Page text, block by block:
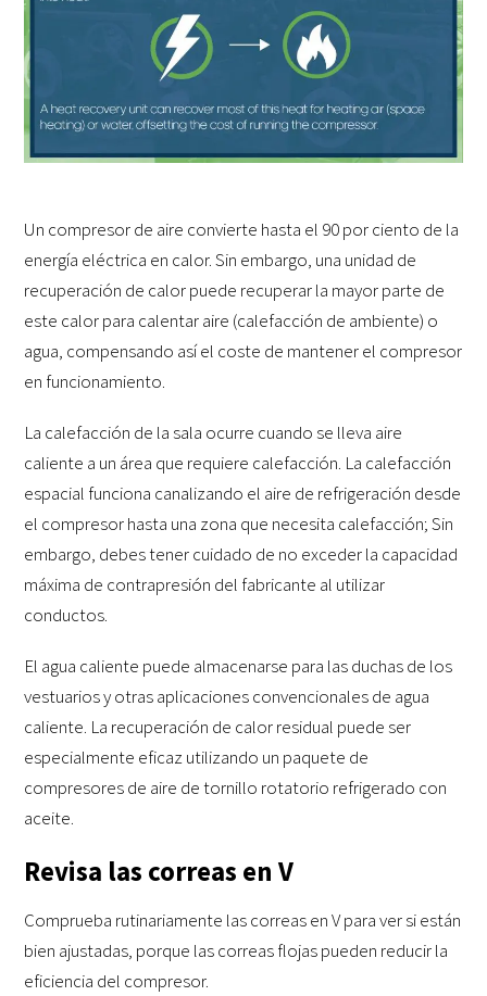
Un compresor de aire convierte hasta el 90 por ciento de la
energía eléctrica en calor. Sin embargo, una unidad de
recuperación de calor puede recuperar la mayor parte de
este calor para calentar aire (calefacción de ambiente) o
agua, compensando así el coste de mantener el compresor
en funcionamiento.
La calefacción de la sala ocurre cuando se lleva aire
caliente a un área que requiere calefacción. La calefacción
espacial funciona canalizando el aire de refrigeración desde
el compresor hasta una zona que necesita calefacción; Sin
embargo, debes tener cuidado de no exceder la capacidad
máxima de contrapresión del fabricante al utilizar
conductos.
El agua caliente puede almacenarse para las duchas de los
vestuarios y otras aplicaciones convencionales de agua
caliente. La recuperación de calor residual puede ser
especialmente eficaz utilizando un paquete de
compresores de aire de tornillo rotatorio refrigerado con
aceite.
Revisa las correas en V
Comprueba rutinariamente las correas en V para ver si están
bien ajustadas, porque las correas flojas pueden reducir la
eficiencia del compresor.